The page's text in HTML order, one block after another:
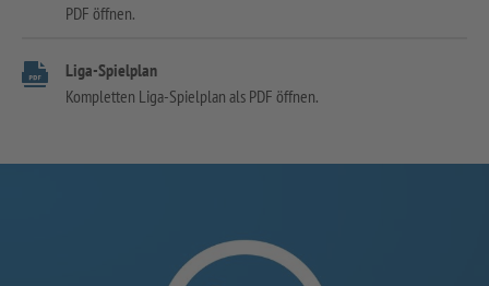
PDF öffnen.
Liga-Spielplan
Kompletten Liga-Spielplan als PDF öffnen.